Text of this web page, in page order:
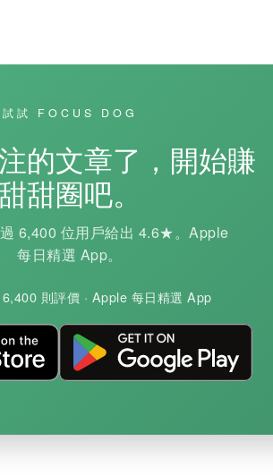
試試 FOCUS DOG
的文章了，開始賺
甜圈吧。
6,400 位用戶給出 4.6★。Apple
每日精選 App。
6,400 則評價 · Apple 每日精選 App